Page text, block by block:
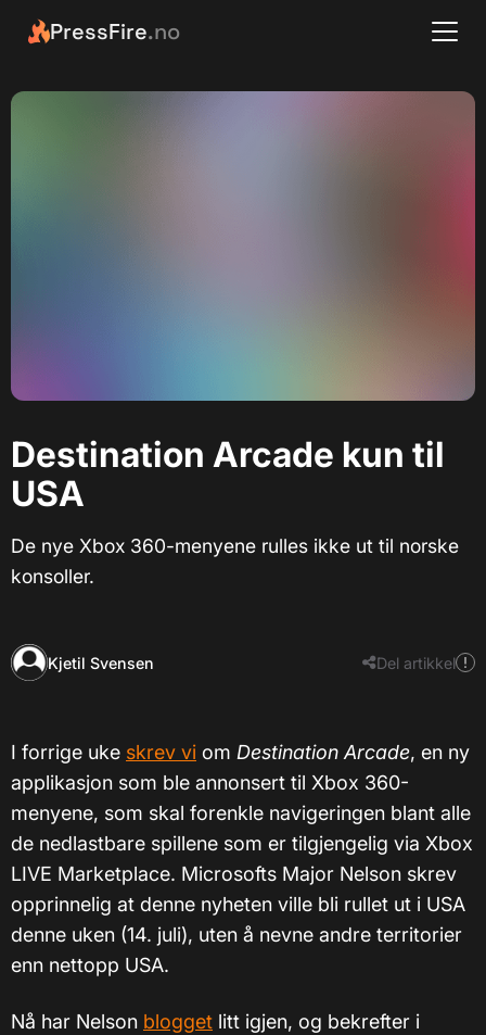
PressFire.no
Destination Arcade kun til
USA
De nye Xbox 360-menyene rulles ikke ut til norske
konsoller.
Kjetil Svensen Del artikkel
I forrige uke skrev vi om Destination Arcade, en ny
applikasjon som ble annonsert til Xbox 360-
menyene, som skal forenkle navigeringen blant alle
de nedlastbare spillene som er tilgjengelig via Xbox
LIVE Marketplace. Microsofts Major Nelson skrev
opprinnelig at denne nyheten ville bli rullet ut i USA
denne uken (14. juli), uten å nevne andre territorier
enn nettopp USA.
Nå har Nelson blogget litt igjen, og bekrefter i